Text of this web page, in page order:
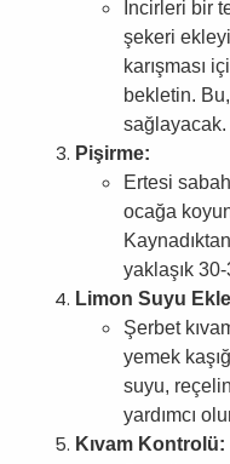
İncirleri bir
şekeri
karışması
bekletin.
sağlayacak.
Pişirme:
Ertesi
ocağa
yaklaşık
Limon Suyu
Şerbet
yemek
suyu,
yardımcı
Kıvam Kontrolü: